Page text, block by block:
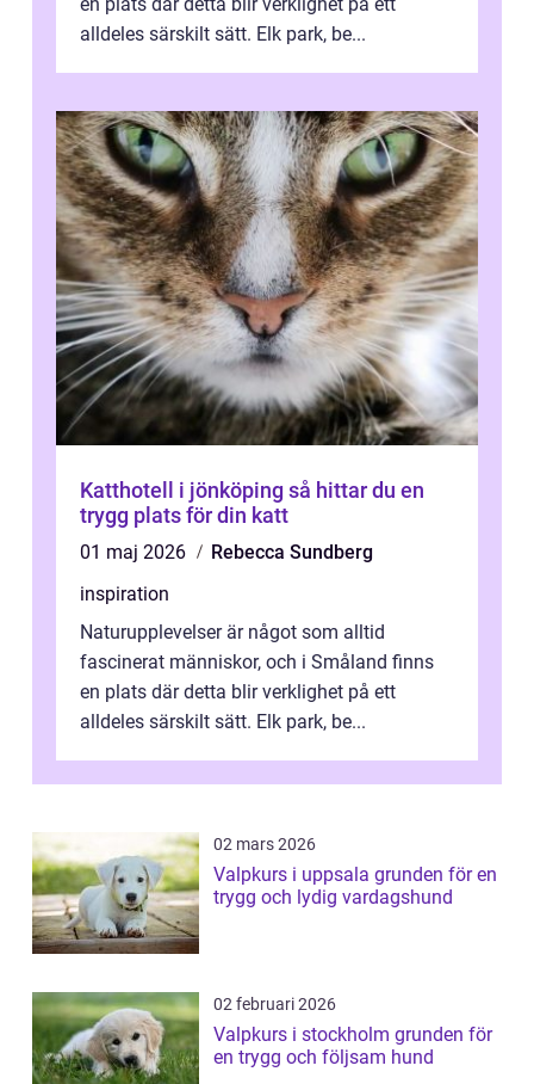
en plats där detta blir verklighet på ett
alldeles särskilt sätt. Elk park, be...
Katthotell i jönköping så hittar du en
trygg plats för din katt
01 maj 2026
Rebecca Sundberg
inspiration
Naturupplevelser är något som alltid
fascinerat människor, och i Småland finns
en plats där detta blir verklighet på ett
alldeles särskilt sätt. Elk park, be...
02 mars 2026
Valpkurs i uppsala grunden för en
trygg och lydig vardagshund
02 februari 2026
Valpkurs i stockholm grunden för
en trygg och följsam hund